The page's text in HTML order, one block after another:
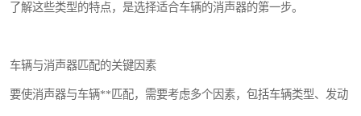
了解这些类型的特点，是选择适合车辆的消声器的第一步。
车辆与消声器匹配的关键因素
要使消声器与车辆**匹配，需要考虑多个因素，包括车辆类型、发动